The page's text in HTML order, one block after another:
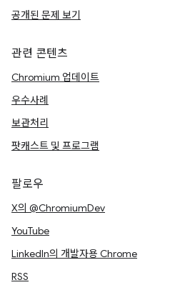
공개된 문제 보기
관련 콘텐츠
Chromium 업데이트
우수사례
보관처리
팟캐스트 및 프로그램
팔로우
X의 @ChromiumDev
YouTube
LinkedIn의 개발자용 Chrome
RSS